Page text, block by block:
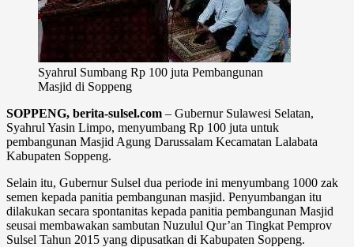
Syahrul Sumbang Rp 100 juta Pembangunan
Masjid di Soppeng
SOPPENG, berita-sulsel.com – Gubernur Sulawesi Selatan,
Syahrul Yasin Limpo, menyumbang Rp 100 juta untuk
pembangunan Masjid Agung Darussalam Kecamatan Lalabata
Kabupaten Soppeng.
Selain itu, Gubernur Sulsel dua periode ini menyumbang 1000 zak
semen kepada panitia pembangunan masjid. Penyumbangan itu
dilakukan secara spontanitas kepada panitia pembangunan Masjid
seusai membawakan sambutan Nuzulul Qur’an Tingkat Pemprov
Sulsel Tahun 2015 yang dipusatkan di Kabupaten Soppeng.